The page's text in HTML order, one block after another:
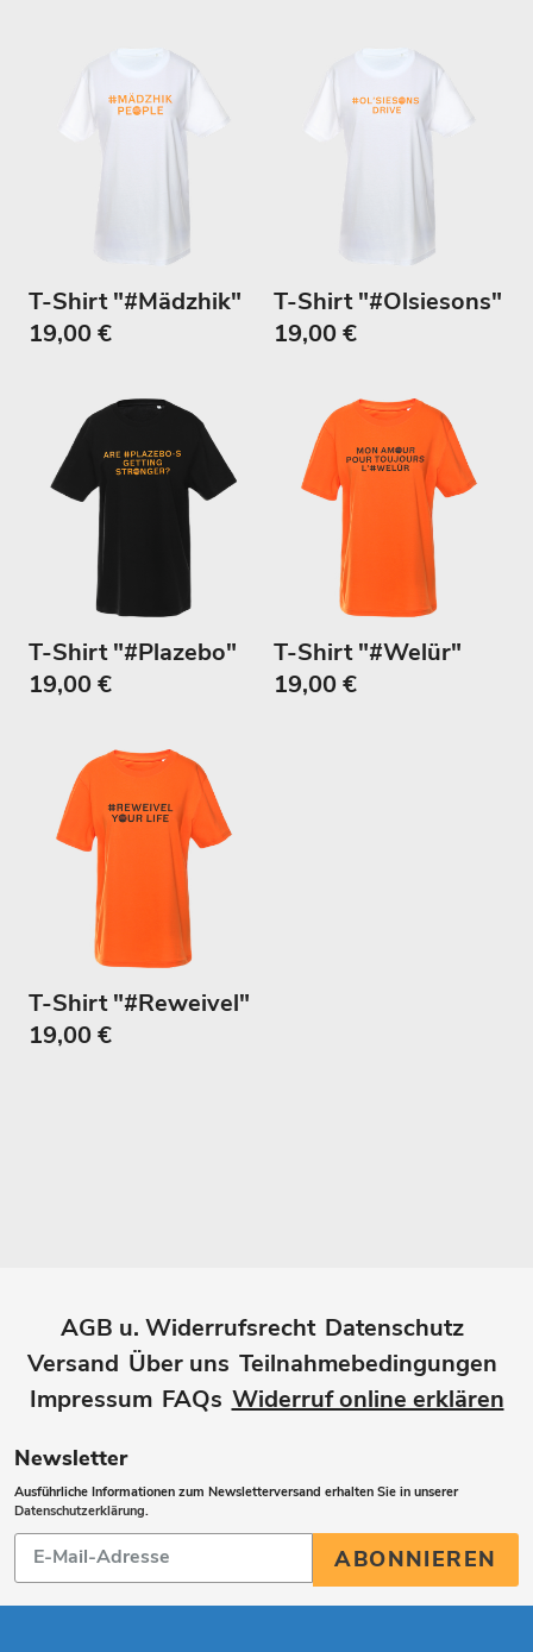
T-Shirt "#Mädzhik"
19,00 €
T-Shirt "#Olsiesons"
19,00 €
T-Shirt "#Plazebo"
19,00 €
T-Shirt "#Welür"
19,00 €
T-Shirt "#Reweivel"
19,00 €
AGB u. Widerrufsrecht Datenschutz
Versand Über uns Teilnahmebedingungen
Impressum FAQs Widerruf online erklären
Newsletter
Ausführliche Informationen zum Newsletterversand erhalten Sie in unserer
Datenschutzerklärung.
Abonnieren
Sie
unsere
ABONNIEREN